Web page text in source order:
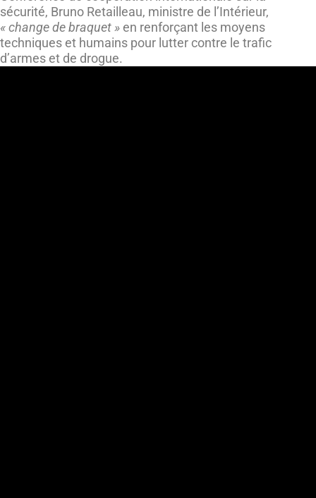
sécurité, Bruno Retailleau, ministre de l’Intérieur,
« change de braquet » en renforçant les moyens
techniques et humains pour lutter contre le trafic
d’armes et de drogue.